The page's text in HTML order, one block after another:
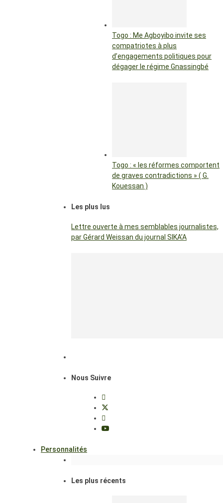
Togo : Me Agboyibo invite ses
compatriotes à plus
d’engagements politiques pour
dégager le régime Gnassingbé
Togo : « les réformes comportent
de graves contradictions » ( G.
Kouessan )
Les plus lus
Lettre ouverte à mes semblables journalistes,
par Gérard Weissan du journal SIKA’A
Nous Suivre
Personnalités
Les plus récents